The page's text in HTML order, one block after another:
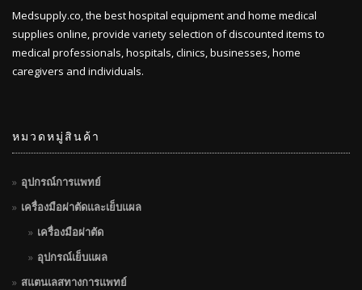
Medsupply.co, the best hospital equipment and home medical
supplies online, provide variety selection of discounted items to
medical professionals, hospitals, clinics, businesses, home
caregivers and individuals.
หมวดหมู่สินค้า
อุปกรณ์การแพทย์
เครื่องมือผ่าตัดและเย็บแผล
เครื่องมือผ่าตัด
อุปกรณ์เย็บแผล
สแตนเลสทางการแพทย์